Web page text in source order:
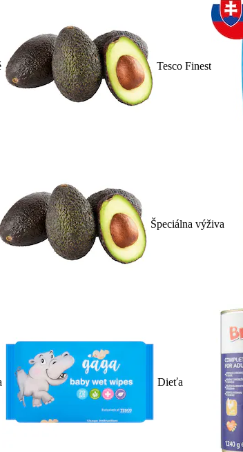
Tesco Finest
Špeciálna výživa
Dieťa